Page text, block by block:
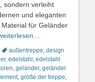
sondern verleiht
und eleganten
für Geländer
Schlagworte
außentreppe, design
, edelstahl , edelstahl
, geländer, geländer
, größe der treppe,